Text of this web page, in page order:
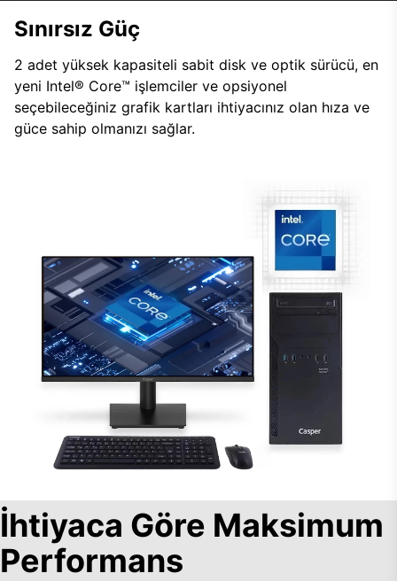
Sınırsız Güç
2 adet yüksek kapasiteli sabit disk ve optik sürücü, en
yeni Intel® Core™ işlemciler ve opsiyonel
seçebileceğiniz grafik kartları ihtiyacınız olan hıza ve
güce sahip olmanızı sağlar.
İhtiyaca Göre Maksimum
Performans